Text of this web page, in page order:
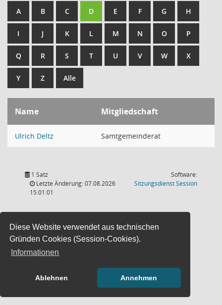
Diese Website verwendet aus technischen
Gründen Cookies (Session-Cookies).
Informationen
Ablehnen Annehmen
A B C D E F G H
I J K L M N O P
Q R S T U V W X
Y Z Alle
Name Mitgliedschaft
Ulrich Deltz Samtgemeinderat
1 Satz
Letzte Änderung: 07.08.2026
15:01:01
Software:
SitzungsdienstSession(Wird in